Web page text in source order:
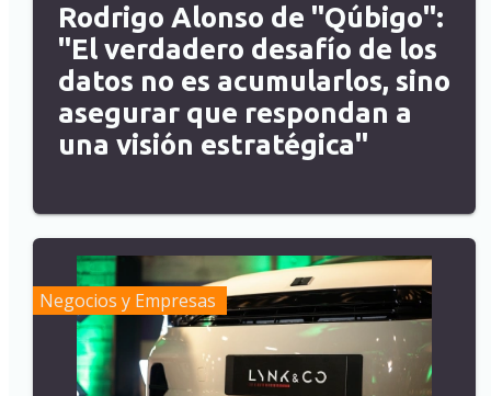
Rodrigo Alonso de "Qúbigo":
"El verdadero desafío de los
datos no es acumularlos, sino
asegurar que respondan a
una visión estratégica"
Negocios y Empresas